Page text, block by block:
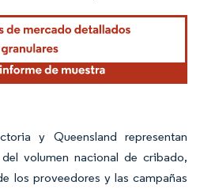
y Queensland representan
volumen nacional de cribado,
los proveedores y las campañas